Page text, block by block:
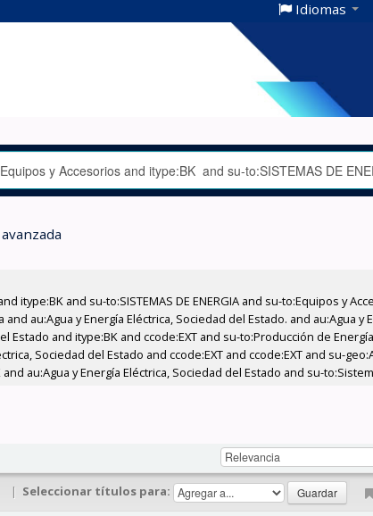
Idiomas
and su-to:SISTEMAS DE ENERGIA and su-to:Equipos y
au:Agua y Energía Eléctrica, Sociedad del Estado. and au:Agua y
and itype:BK and ccode:EXT and su-to:Producción de
Sociedad del Estado and ccode:EXT and ccode:EXT and su-
au:Agua y Energía Eléctrica, Sociedad del Estado and su-
| Seleccionar títulos para: